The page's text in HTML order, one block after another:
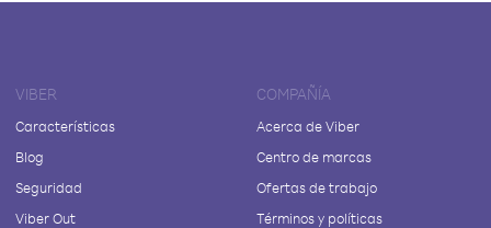
VIBER
Características
Blog
Seguridad
Viber Out
COMPAÑÍA
Acerca de Viber
Centro de marcas
Ofertas de trabajo
Términos y políticas